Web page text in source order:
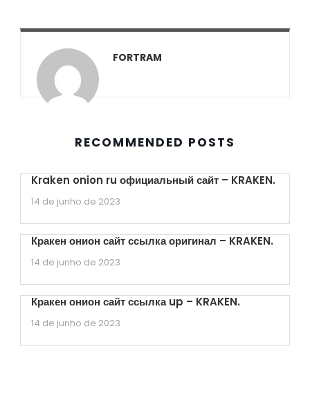
FORTRAM
RECOMMENDED POSTS
Kraken onion ru официальный сайт – KRAKEN.
14 de junho de 2023
Кракен онион сайт ссылка оригинал – KRAKEN.
14 de junho de 2023
Кракен онион сайт ссылка up – KRAKEN.
14 de junho de 2023